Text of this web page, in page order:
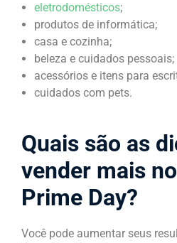
eletrodomésticos;
produtos de informática;
casa e cozinha;
beleza e cuidados pessoais;
acessórios e itens para
cuidados com pets.
Quais são as
vender mais
Prime Day?
Você pode aumentar seus